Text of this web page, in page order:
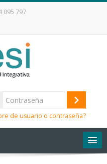
095 797
Acceder
de usuario o contraseña?